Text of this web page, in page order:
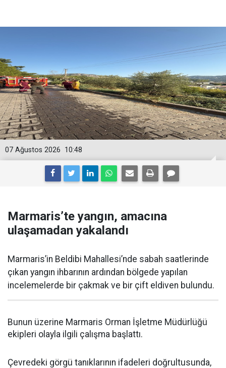
10:48
07 Ağustos 2026
Marmaris’te yangın, amacına
ulaşamadan yakalandı
Marmaris’in Beldibi Mahallesi’nde sabah saatlerinde
çıkan yangın ihbarının ardından bölgede yapılan
incelemelerde bir çakmak ve bir çift eldiven bulundu.
Bunun üzerine Marmaris Orman İşletme Müdürlüğü
ekipleri olayla ilgili çalışma başlattı.
Çevredeki görgü tanıklarının ifadeleri doğrultusunda,